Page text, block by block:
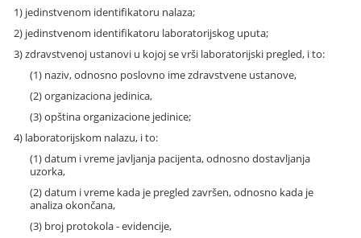
1) jedinstvenom identifikatoru nalaza;
2) jedinstvenom identifikatoru laboratorijskog uputa;
3) zdravstvenoj ustanovi u kojoj se vrši laboratorijski pregled, i to:
(1) naziv, odnosno poslovno ime zdravstvene ustanove,
(2) organizaciona jedinica,
(3) opština organizacione jedinice;
4) laboratorijskom nalazu, i to:
(1) datum i vreme javljanja pacijenta, odnosno dostavljanja
uzorka,
(2) datum i vreme kada je pregled završen, odnosno kada je
analiza okončana,
(3) broj protokola - evidencije,